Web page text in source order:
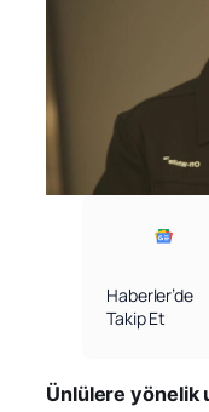
Haberler’de
Takip Et
Ünlülere yönelik